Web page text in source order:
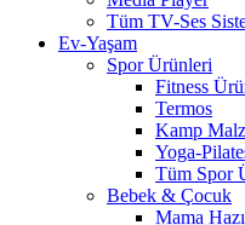
Tüm TV-Ses
Ev-Yaşam
Spor Ürünleri
Fitness
Termos
Kamp
Yoga-
Tüm Spor
Bebek & Çocuk
Mama